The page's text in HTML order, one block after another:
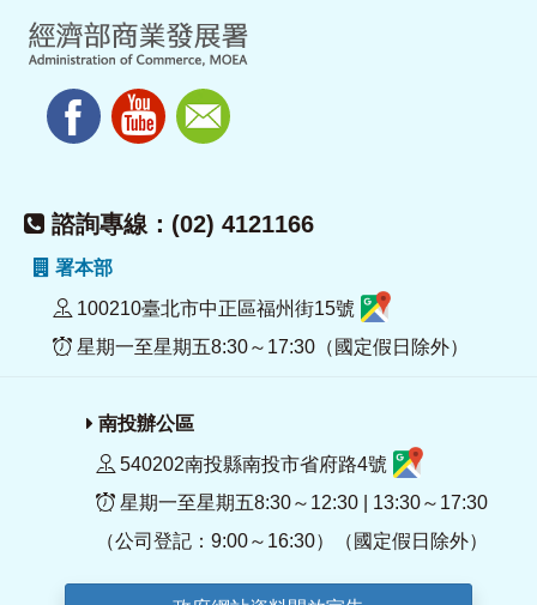
諮詢專線：(02) 4121166
署本部
100210臺北市中正區福州街15號
星期一至星期五8:30～17:30（國定假日除外）
南投辦公區
540202南投縣南投市省府路4號
星期一至星期五8:30～12:30 | 13:30～17:30
（公司登記：9:00～16:30）（國定假日除外）